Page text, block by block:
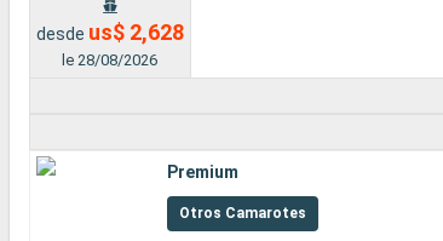
desde us$ 2,628
le 28/08/2026
Premium
Otros Camarotes